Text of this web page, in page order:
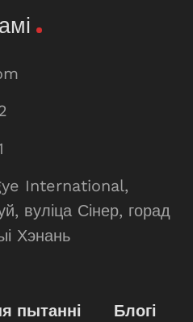
International,
вуліца Сінер, горад
Хэнань
пытанні
Блогі